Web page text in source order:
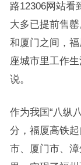
路12306网站看
大多已提前售
和厦门之间，
座城市里工作
说。
作为我国“八纵
分，福厦高铁
市、厦门市、